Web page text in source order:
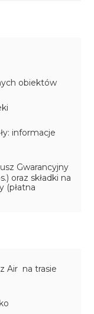
obiektów
informacje
Gwarancyjny
oraz składki na
(płatna
Air na trasie